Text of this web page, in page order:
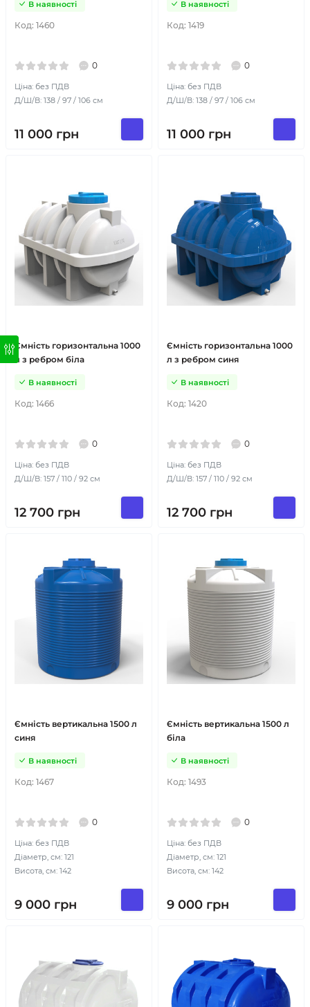
Код: 1460
В наявності
0
Ціна: без ПДВ
Д/Ш/В: 138 / 97 / 106 см
11 000 грн
Код: 1419
В наявності
0
Ціна: без ПДВ
Д/Ш/В: 138 / 97 / 106 см
11 000 грн
Ємність горизонтальна 1000
л з ребром біла
Код: 1466
В наявності
0
Ціна: без ПДВ
Д/Ш/В: 157 / 110 / 92 см
12 700 грн
Ємність горизонтальна 1000
л з ребром синя
Код: 1420
В наявності
0
Ціна: без ПДВ
Д/Ш/В: 157 / 110 / 92 см
12 700 грн
Ємність вертикальна 1500 л
синя
Код: 1467
В наявності
0
Ціна: без ПДВ
Діаметр, см: 121
Висота, см: 142
9 000 грн
Ємність вертикальна 1500 л
біла
Код: 1493
В наявності
0
Ціна: без ПДВ
Діаметр, см: 121
Висота, см: 142
9 000 грн